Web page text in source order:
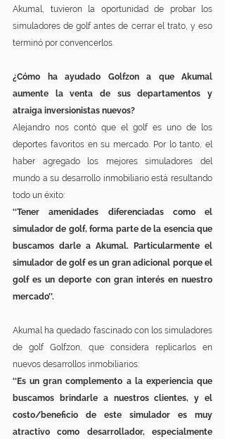
Akumal, tuvieron la oportunidad de probar los
simuladores de golf antes de cerrar el trato, y eso
terminó por convencerlos.
¿Cómo ha ayudado Golfzon a que Akumal
aumente la venta de sus departamentos y
atraiga inversionistas nuevos?
Alejandro nos contó que el golf es uno de los
deportes favoritos en su mercado. Por lo tanto, el
haber agregado los mejores simuladores del
mundo a su desarrollo inmobiliario está resultando
todo un éxito:
‘‘Tener amenidades diferenciadas como el
simulador de golf, forma parte de la esencia que
buscamos darle a Akumal. Particularmente el
simulador de golf es un gran adicional porque el
golf es un deporte con gran interés en nuestro
mercado’’.
Akumal ha quedado fascinado con los simuladores
de golf Golfzon, que considera replicarlos en
nuevos desarrollos inmobiliarios:
‘‘Es un gran complemento a la experiencia que
buscamos brindarle a nuestros clientes, y el
costo/beneficio de este simulador es muy
atractivo como desarrollador, especialmente